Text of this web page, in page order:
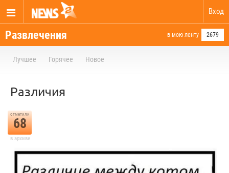
Вход
Развлечения в мою ленту 2679
Лучшее Горячее Новое
Различия
отметили
68
в архиве